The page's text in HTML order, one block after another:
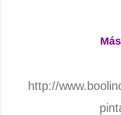
http://